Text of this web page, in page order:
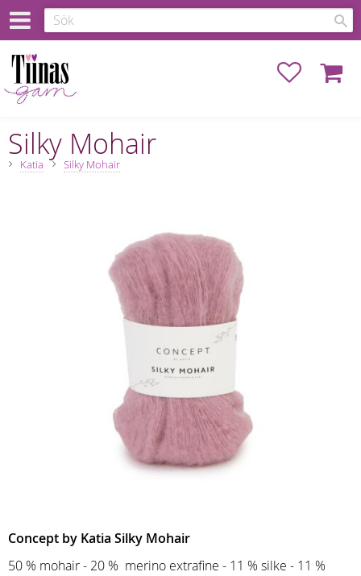
Favoriter
Silky Mohair
Katia Silky Mohair
Concept by Katia Silky Mohair
50 % mohair - 20 % merino extrafine - 11 % silke - 11 %